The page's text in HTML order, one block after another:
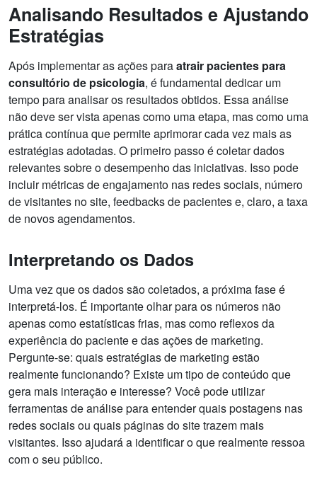
Analisando Resultados e Ajustando
Estratégias
Após implementar as ações paraatrair pacientes para
consultório de psicologia, é fundamental dedicar um
tempo para analisar os resultados obtidos. Essa análise
não deve ser vista apenas como uma etapa, mas como uma
prática contínua que permite aprimorar cada vez mais as
estratégias adotadas. O primeiro passo é coletar dados
relevantes sobre o desempenho das iniciativas. Isso pode
incluir métricas de engajamento nas redes sociais, número
de visitantes no site, feedbacks de pacientes e, claro, a taxa
de novos agendamentos.
Interpretando os Dados
Uma vez que os dados são coletados, a próxima fase é
interpretá-los. É importante olhar para os números não
apenas como estatísticas frias, mas como reflexos da
experiência do paciente e das ações de marketing.
Pergunte-se: quais estratégias de marketing estão
realmente funcionando? Existe um tipo de conteúdo que
gera mais interação e interesse? Você pode utilizar
ferramentas de análise para entender quais postagens nas
redes sociais ou quais páginas do site trazem mais
visitantes. Isso ajudará a identificar o que realmente ressoa
com o seu público.